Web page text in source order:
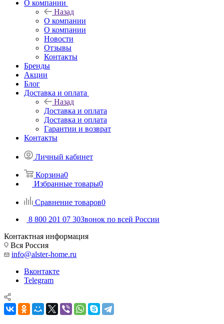
О компании
Назад
О компании
О компании
Новости
Отзывы
Контакты
Бренды
Акции
Блог
Доставка и оплата
Назад
Доставка и оплата
Доставка и оплата
Гарантии и возврат
Контакты
Личный кабинет
Корзина0
Избранные товары0
Сравнение товаров0
8 800 201 07 30Звонок по всей России
Контактная информация
Вся Россия
info@alster-home.ru
Вконтакте
Telegram